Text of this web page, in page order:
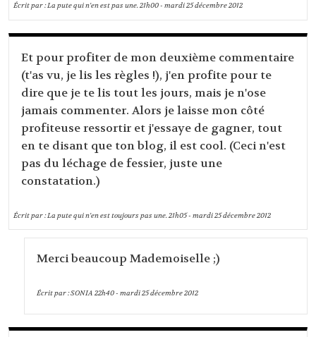
Écrit par :La pute qui n'en est pas une.21h00-mardi 25décembre 2012
Et pour profiter de mon deuxième commentaire
(t'as vu, je lis les règles !), j'en profite pour te
dire que je te lis tout les jours, mais je n'ose
jamais commenter. Alors je laisse mon côté
profiteuse ressortir et j'essaye de gagner, tout
en te disant que ton blog, il est cool. (Ceci n'est
pas du léchage de fessier, juste une
constatation.)
Écrit par :La pute qui n'en est toujours pas une. 21h05-mardi 25décembre 2012
Merci beaucoup Mademoiselle ;)
Écrit par :SONIA 22h40- mardi 25décembre 2012